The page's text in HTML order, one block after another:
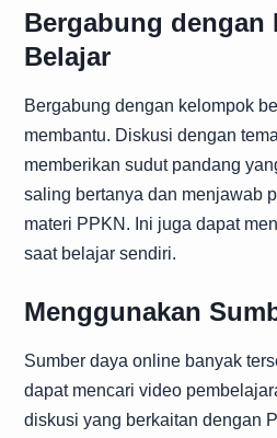
Bergabung dengan
Belajar
Bergabung dengan kelompok
membantu. Diskusi dengan
memberikan sudut pandang
saling bertanya dan menjawab
materi PPKN. Ini juga dapat
saat belajar sendiri.
Menggunakan
Sumber daya online banyak
dapat mencari video
diskusi yang berkaitan dengan